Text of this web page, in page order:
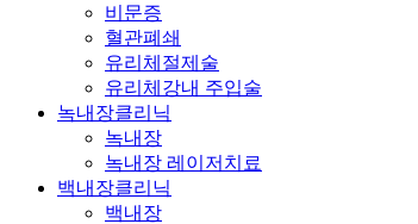
비문증
혈관폐쇄
유리체절제술
유리체강내 주입술
녹내장클리닉
녹내장
녹내장 레이저치료
백내장클리닉
백내장